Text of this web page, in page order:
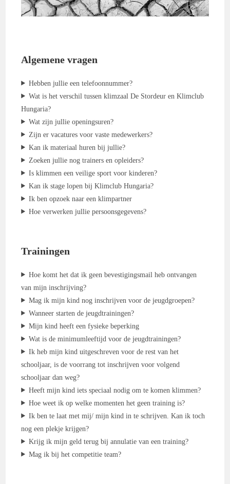
Algemene vragen
Hebben jullie een telefoonnummer?
Wat is het verschil tussen klimzaal De Stordeur en Klimclub
Hungaria?
Wat zijn jullie openingsuren?
Zijn er vacatures voor vaste medewerkers?
Kan ik materiaal huren bij jullie?
Zoeken jullie nog trainers en opleiders?
Is klimmen een veilige sport voor kinderen?
Kan ik stage lopen bij Klimclub Hungaria?
Ik ben opzoek naar een klimpartner
Hoe verwerken jullie persoonsgegevens?
Trainingen
Hoe komt het dat ik geen bevestigingsmail heb ontvangen
van mijn inschrijving?
Mag ik mijn kind nog inschrijven voor de jeugdgroepen?
Wanneer starten de jeugdtrainingen?
Mijn kind heeft een fysieke beperking
Wat is de minimumleeftijd voor de jeugdtrainingen?
Ik heb mijn kind uitgeschreven voor de rest van het
schooljaar, is de voorrang tot inschrijven voor volgend
schooljaar dan weg?
Heeft mijn kind iets speciaal nodig om te komen klimmen?
Hoe weet ik op welke momenten het geen training is?
Ik ben te laat met mij/ mijn kind in te schrijven. Kan ik toch
nog een plekje krijgen?
Krijg ik mijn geld terug bij annulatie van een training?
Mag ik bij het competitie team?